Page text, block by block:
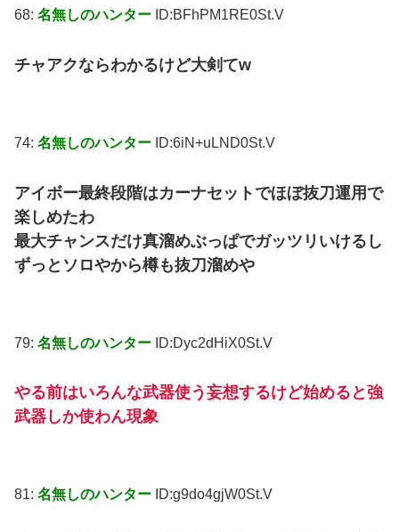
68: 名無しのハンター ID:BFhPM1RE0St.V
チャアクならわかるけど大剣てw
74: 名無しのハンター ID:6iN+uLND0St.V
アイボー最終段階はカーナセットでほぼ抜刀運用で
楽しめたわ
最大チャンスだけ真溜めぶっぱでガッツリいけるし
ずっとソロやから樽も抜刀溜めや
79: 名無しのハンター ID:Dyc2dHiX0St.V
やる前はいろんな武器使う妄想するけど始めると強
武器しか使わん現象
81: 名無しのハンター ID:g9do4gjW0St.V